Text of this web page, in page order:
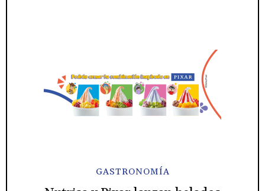
GASTRONOMÍA